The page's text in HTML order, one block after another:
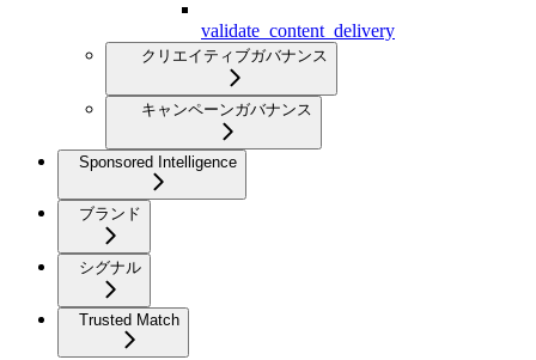
validate_content_delivery
クリエイティブガバナンス
キャンペーンガバナンス
Sponsored Intelligence
ブランド
シグナル
Trusted Match